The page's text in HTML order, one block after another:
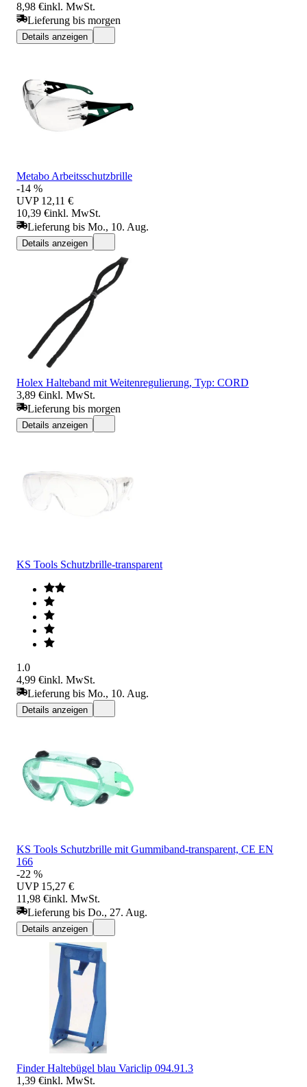
8,98 €inkl. MwSt.
Lieferung bis morgen
Details anzeigen
Metabo Arbeitsschutzbrille
-14 %
UVP 12,11 €
10,39 €inkl. MwSt.
Lieferung bis Mo., 10. Aug.
Details anzeigen
Holex Halteband mit Weitenregulierung, Typ: CORD
3,89 €inkl. MwSt.
Lieferung bis morgen
Details anzeigen
KS Tools Schutzbrille-transparent
1.0
4,99 €inkl. MwSt.
Lieferung bis Mo., 10. Aug.
Details anzeigen
KS Tools Schutzbrille mit Gummiband-transparent, CE EN
166
-22 %
UVP 15,27 €
11,98 €inkl. MwSt.
Lieferung bis Do., 27. Aug.
Details anzeigen
Finder Haltebügel blau Variclip 094.91.3
1,39 €inkl. MwSt.